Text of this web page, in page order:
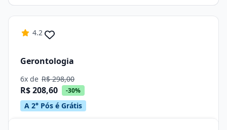
4.2
Gerontologia
6x de R$ 298,00
R$ 208,60 -30%
A 2° Pós é Grátis